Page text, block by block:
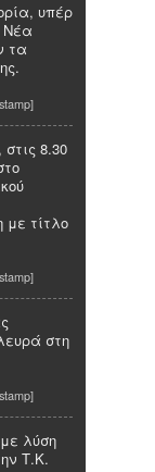
υπέρ
Νέα
τα
8.30
με τίτλο
στη
λύση
Τ.Κ.